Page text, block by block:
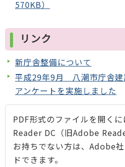
570KB）
リンク
新庁舎整備について
平成29年9月 八潮市庁舎建
アンケートを実施しました
PDF形式のファイルを開く
Reader DC（旧Adobe
お持ちでない方は、Adobe
ドできます。